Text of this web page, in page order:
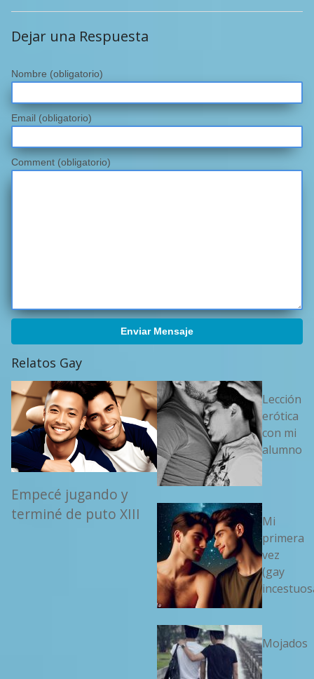
Dejar una Respuesta
Nombre (obligatorio)
Email (obligatorio)
Comment (obligatorio)
Enviar Mensaje
Relatos Gay
Empecé jugando y
terminé de puto XIII
Lección
erótica
con mi
alumno
Mi
primera
vez
(gay
Mojados